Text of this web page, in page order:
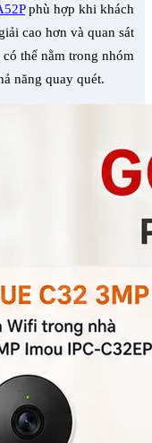
phù hợp khi khách
cao hơn và quan sát
thể nằm trong nhóm
năng quay quét.